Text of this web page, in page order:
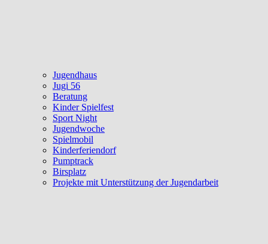
Jugendhaus
Jugi 56
Beratung
Kinder Spielfest
Sport Night
Jugendwoche
Spielmobil
Kinderferiendorf
Pumptrack
Birsplatz
Projekte mit Unterstützung der Jugendarbeit